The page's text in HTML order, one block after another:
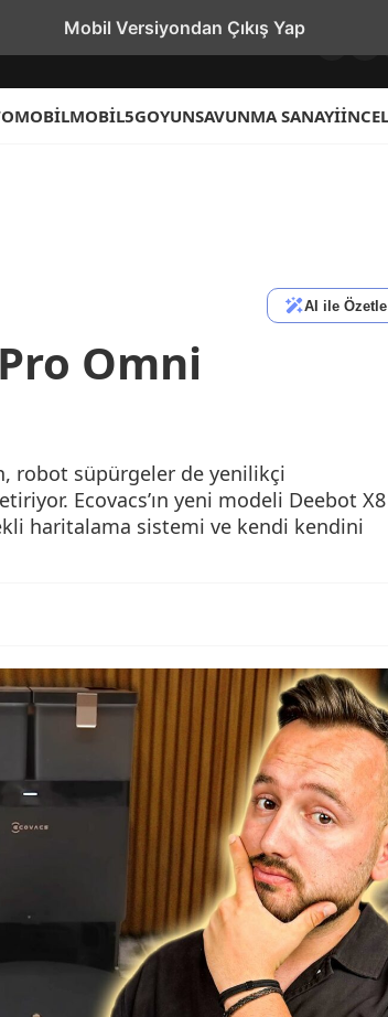
MOBIL5GOYUNSAVUNMA SANAYI
AI ile Özetle
Omni
robot süpürgeler de yenilikçi
Ecovacs’ın yeni modeli Deebot X8
haritalama sistemi ve kendi kendini
Mobil Versiyondan Çıkış Yap